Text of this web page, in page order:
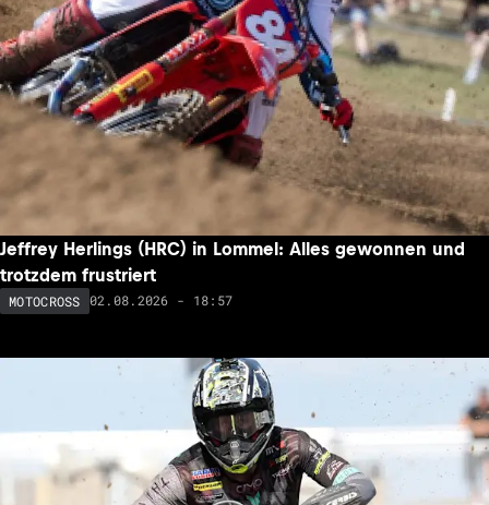
Jeffrey Herlings (HRC) in Lommel: Alles gewonnen und
trotzdem frustriert
MOTOCROSS 02.08.2026 - 18:57